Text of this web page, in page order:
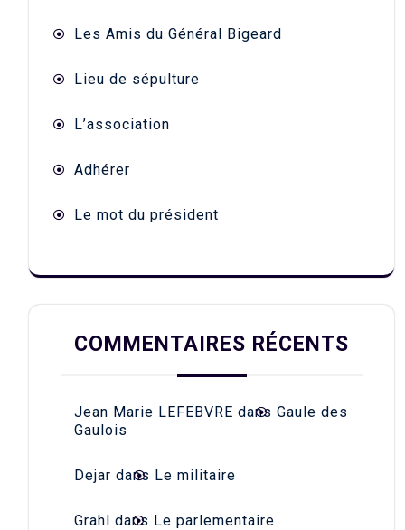
Les Amis du Général Bigeard
Lieu de sépulture
L’association
Adhérer
Le mot du président
COMMENTAIRES RÉCENTS
Jean Marie LEFEBVRE dans Gaule des
Gaulois
Dejar dans Le militaire
Grahl dans Le parlementaire